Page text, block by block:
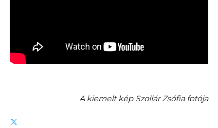
A kiemelt kép Szollár Zsófia fotója